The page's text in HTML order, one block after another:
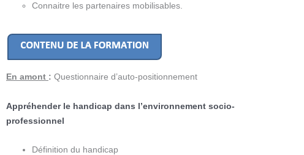
Connaitre les partenaires mobilisables.
En amont : Questionnaire d’auto-positionnement
Appréhender le handicap dans l’environnement socio-
professionnel
Définition du handicap